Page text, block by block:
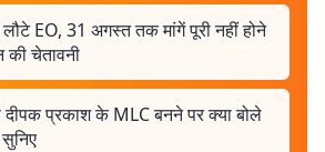
EO, 31 अगस्त तक मांगें पूरी नहीं होने
चेतावनी
दीपक प्रकाश के MLC बनने पर क्या बोले